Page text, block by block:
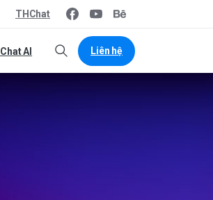
THChat
AI Liên hệ